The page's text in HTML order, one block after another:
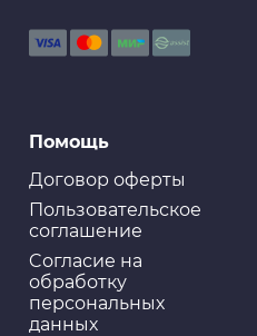
Помощь
Договор оферты
Пользовательское
соглашение
Cогласие на
обработку
персональных
данных